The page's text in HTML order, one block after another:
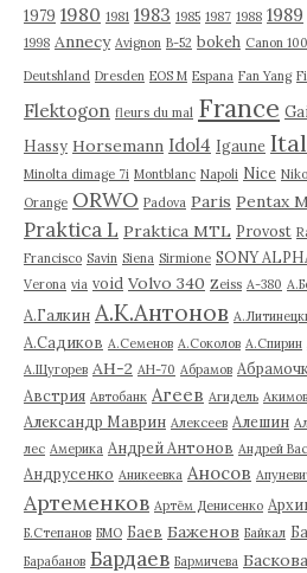
1979 1980 1981 1983 1985 1987 1988 1989
1998 Annecy Avignon B-52 bokeh Canon
Deutshland Dresden EOS M Espana Fan Yang
Flektogon fleurs du mal France
Hassy Horsemann Idol4 Igaune
Minolta dimage 7i Montblanc Napoli Nice
Orange ORWO Padova Paris Pentax
Praktica L Praktica MTL Provost
Francisco Savin Siena Sirmione SONY
Verona via void Volvo 340 Zeiss А-380
А.Галкин А.К.Антонов
А.Садиков А.Семенов А.Соколов А.Спирин
А.Щугорев АН-2 АН-70 Абрамов
Австрия Автобанк Агеев Агидель Акимов
Александр Маврин Алексеев Алешин
лес Америка Андрей Антонов Андрей
Андрусенко Аникеевка Аносов
Артеменков Артём Денисенко
Б.Степанов БМО Баев Баженов Байкал
Барабанов Бардаев Бармичева Баскова